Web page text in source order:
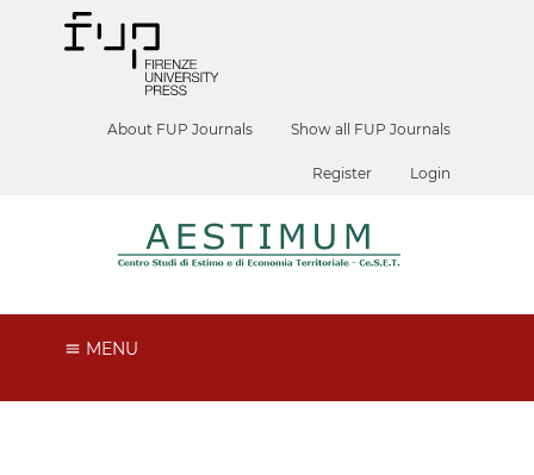
About FUP Journals Show all FUP Journals
Register Login
MENU